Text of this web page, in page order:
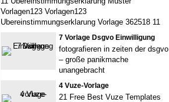
Vorlagen123 Vorlagen123
Ubereinstimmungserklarung Vorlage 362518 11
7 Vorlage Dsgvo Einwilligung
fotografieren in zeiten der dsgvo
– große panikmache
unangebracht
4 Vuze-Vorlage
21 Free Best Vuze Templates